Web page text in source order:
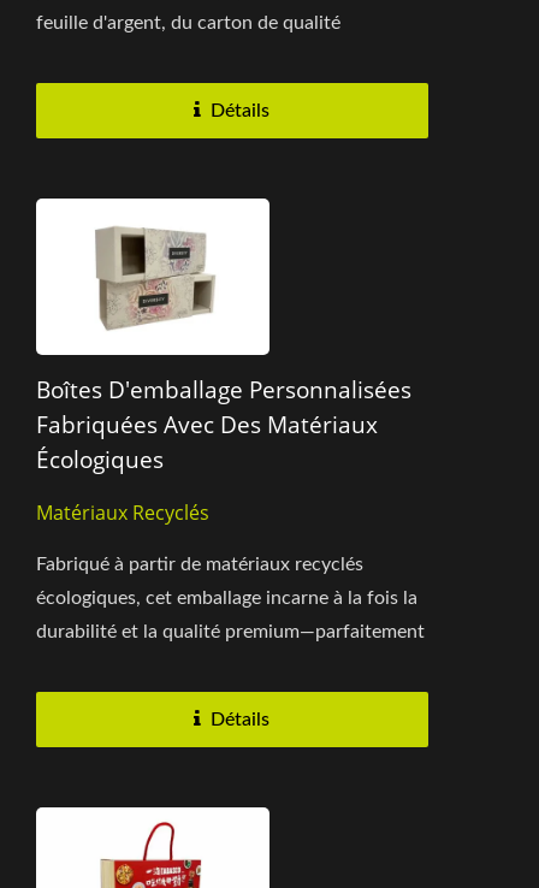
feuille d'argent, du carton de qualité
Détails
Boîtes D'emballage Personnalisées
Fabriquées Avec Des Matériaux
Écologiques
Matériaux Recyclés
Fabriqué à partir de matériaux recyclés
écologiques, cet emballage incarne à la fois la
durabilité et la qualité premium—parfaitement
Détails